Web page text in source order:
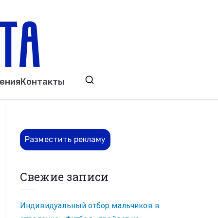
Выкса. Муром. Кулебаки. Навашино,
Контакты
Разместить рекламу
Свежие записи
Индивидуальный отбор мальчиков в